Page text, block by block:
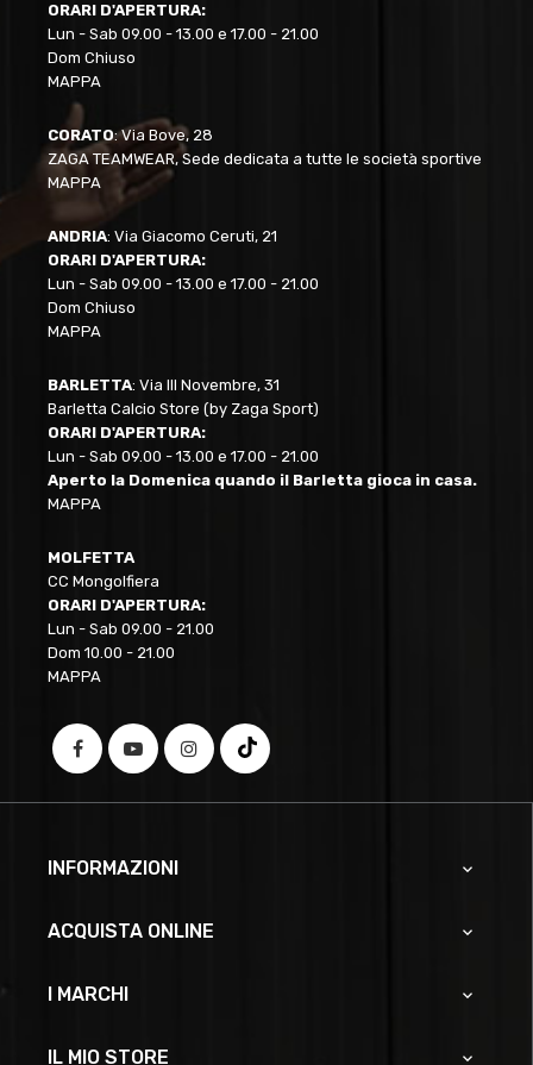
ORARI D'APERTURA:
Lun - Sab 09.00 - 13.00 e 17.00 - 21.00
Dom Chiuso
MAPPA
CORATO: Via Bove, 28
ZAGA TEAMWEAR, Sede dedicata a tutte le società sportive
MAPPA
ANDRIA: Via Giacomo Ceruti, 21
ORARI D'APERTURA:
Lun - Sab 09.00 - 13.00 e 17.00 - 21.00
Dom Chiuso
MAPPA
BARLETTA: Via III Novembre, 31
Barletta Calcio Store (by Zaga Sport)
ORARI D'APERTURA:
Lun - Sab 09.00 - 13.00 e 17.00 - 21.00
Aperto la Domenica quando il Barletta gioca in casa.
MAPPA
MOLFETTA
CC Mongolfiera
ORARI D'APERTURA:
Lun - Sab 09.00 - 21.00
Dom 10.00 - 21.00
MAPPA
INFORMAZIONI 
ACQUISTA ONLINE 
I MARCHI 
IL MIO STORE 